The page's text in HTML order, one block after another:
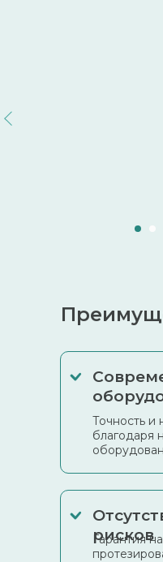
Точность и
благодаря
рисков
Гарантия